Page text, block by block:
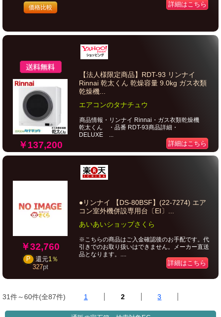
価格比較 詳細はこちら
￥137,200
【法人様限定商品】RDT-93 リンナイ
Rinnai 乾太くん 乾燥容量 9.0kg ガス衣類
乾燥機...
エアコンのタナチュウ
商品情報・リンナイ Rinnai・ガス衣類乾燥機
乾太くん ・品番 RDT-93商品詳細・
DELUXE ...
詳細はこちら
￥32,760
P 還元1％
327pt
●リンナイ 【DS-80BSF】(22-7274) エア
コン室外機併設専用台〔EI〕...
あいあいショップさくら
※こちらの商品はご入金確認後のお手配です。代
引きでのお取り扱いはできません。メーカー直送
品となります。....
詳細はこちら
31件～60件(全87件) 1 2 3